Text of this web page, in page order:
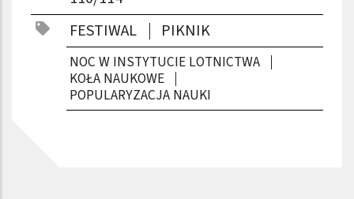
FESTIWAL
PIKNIK
NOC W INSTYTUCIE LOTNICTWA
KOŁA NAUKOWE
POPULARYZACJA NAUKI